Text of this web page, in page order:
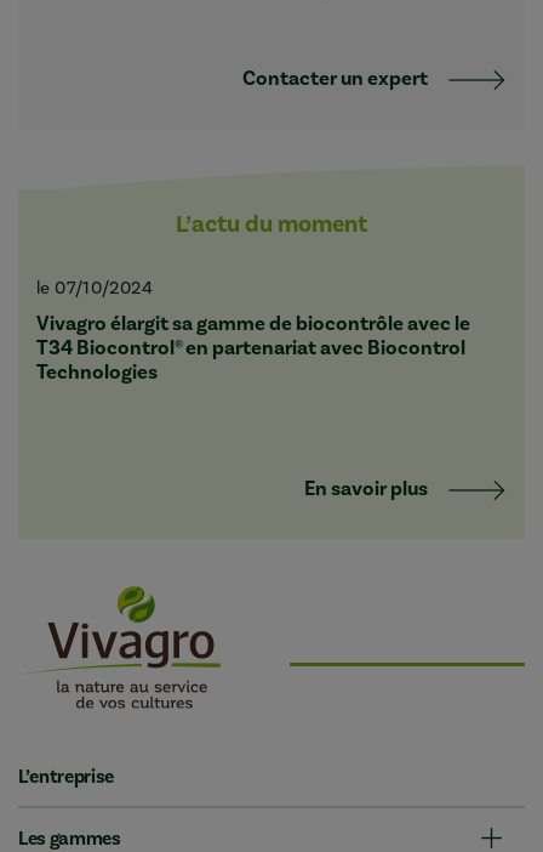
Contacter un expert
L’actu du moment
le 07/10/2024
Vivagro élargit sa gamme de biocontrôle avec le
T34 Biocontrol® en partenariat avec Biocontrol
Technologies
En savoir plus
L’entreprise
Les gammes